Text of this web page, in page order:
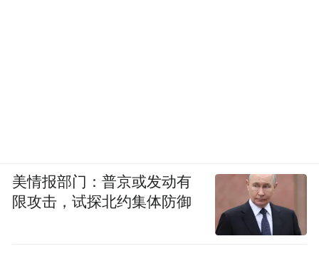
美情报部门：普京或发动有
限攻击，试探北约集体防御